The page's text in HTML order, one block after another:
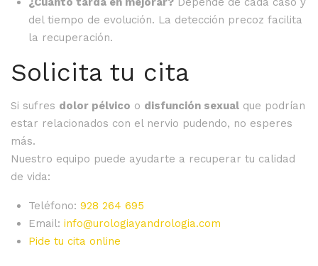
del tiempo de evolución. La detección precoz facilita
la recuperación.
Solicita tu cita
Si sufres dolor pélvico o disfunción sexual que podrían
estar relacionados con el nervio pudendo, no esperes
más.
Nuestro equipo puede ayudarte a recuperar tu calidad
de vida:
Teléfono: 928 264 695
Email: info@urologiayandrologia.com
Pide tu cita online